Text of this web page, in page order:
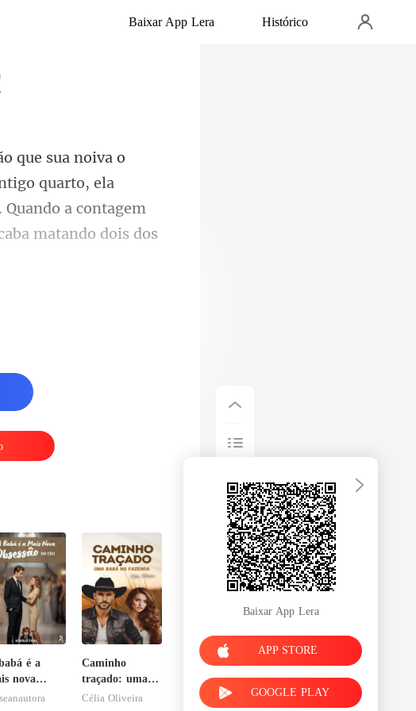
Baixar App Lera Histórico
quarto, ela
a contagem
é a
nova
do
Caminho
traçado: uma
babá na
Célia Oliveira
Baixar App Lera
APP STORE
GOOGLE PLAY